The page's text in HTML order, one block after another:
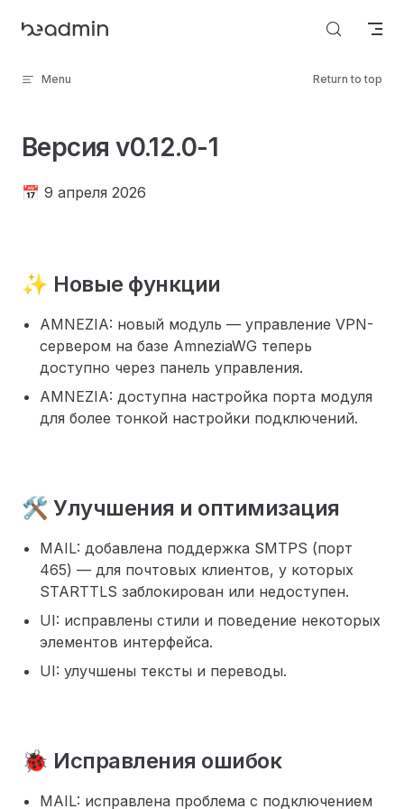
Skip to content
Menu Return to top
Версия v0.12.0-1
📅 9 апреля 2026
✨ Новые функции
AMNEZIA: новый модуль — управление VPN-
сервером на базе AmneziaWG теперь
доступно через панель управления.
AMNEZIA: доступна настройка порта модуля
для более тонкой настройки подключений.
🛠️ Улучшения и оптимизация
MAIL: добавлена поддержка SMTPS (порт
465) — для почтовых клиентов, у которых
STARTTLS заблокирован или недоступен.
UI: исправлены стили и поведение некоторых
элементов интерфейса.
UI: улучшены тексты и переводы.
🐞 Исправления ошибок
MAIL: исправлена проблема с подключением